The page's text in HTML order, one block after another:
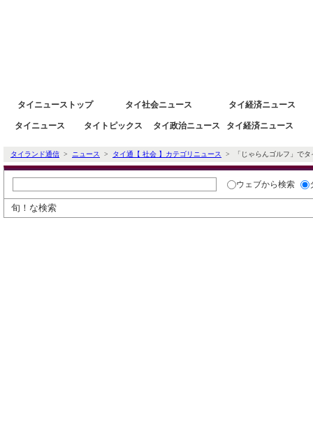
タイニューストップ タイ社会ニュース タイ経済ニュース
タイニュース タイトピックス タイ政治ニュース タイ経済ニュース
タイランド通信 > ニュース > タイ通【 社会 】カテゴリニュース > 「じゃらんゴルフ」でタ
ウェブから検索
旬！な検索